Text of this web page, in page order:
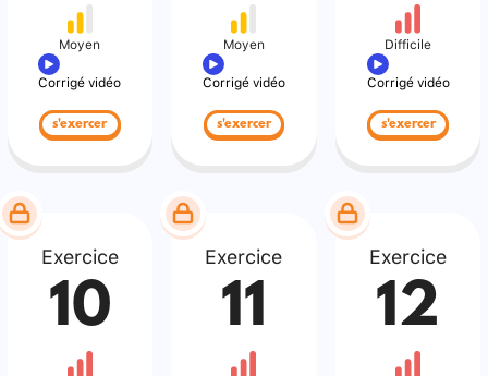
Moyen
Corrigé vidéo
s'exercer
Moyen
Corrigé vidéo
s'exercer
Difficile
Corrigé vidéo
s'exercer
Exercice
10
Exercice
11
Exercice
12